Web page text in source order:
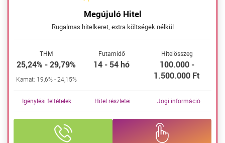
Megújuló Hitel
Rugalmas hitelkeret, extra költségek nélkül
THM
25,24% - 29,79%
Kamat: 19,6% - 24,15%
Futamidő
14 - 54 hó
Hitelösszeg
100.000 -
1.500.000 Ft
Igénylési feltételek Hitel részletei Jogi információ